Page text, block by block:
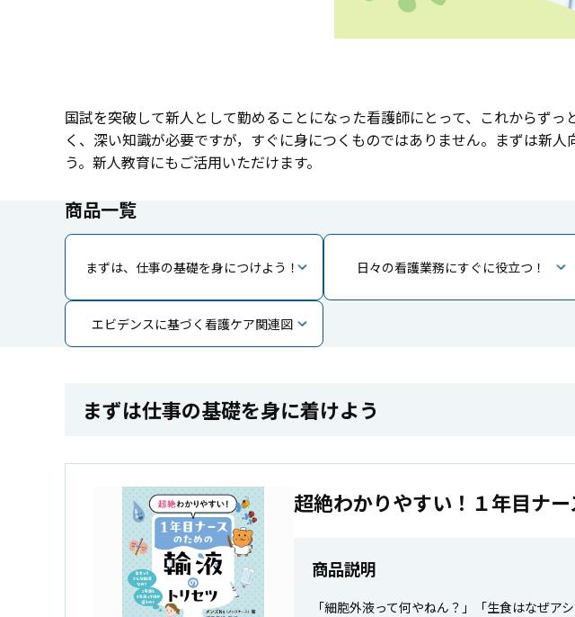
国試を突破して新人として勤めることになった看護師にとって、これからず
く、深い知識が必要ですが，すぐに身につくものではありません。まずは新
う。新人教育にもご活用いただけます。
商品一覧
まずは、仕事の基礎を身につけよう！ 日々の看護業務にすぐに役立つ！
エビデンスに基づく看護ケア関連図
まずは仕事の基礎を身に着けよう
超絶わかりやすい！１年目ナ
商品説明
「細胞外液って何やねん？」「生食はなぜア